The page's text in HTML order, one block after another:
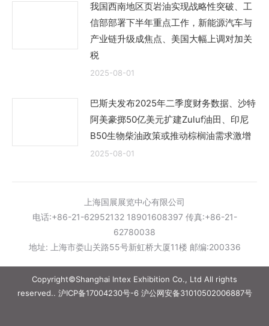
我国西南地区页岩油实现战略性突破、工
信部部署下半年重点工作，新能源汽车与
产业链升级成焦点、美国大幅上调对加关
税
2025-08-01
巴斯夫发布2025年二季度财务数据、沙特
阿美豪掷50亿美元扩建Zuluf油田、印尼
B50生物柴油政策或推动棕榈油需求激增
2025-08-01
上海国展展览中心有限公司
电话:+86-21-62952132 18901608397 传真:+86-21-
62780038
地址: 上海市娄山关路55号新虹桥大厦11楼 邮编:200336
Copyright©Shanghai Intex Exhibition Co., Ltd All rights
reserved.. 沪ICP备17004230号-6沪公网安备31010502006887号